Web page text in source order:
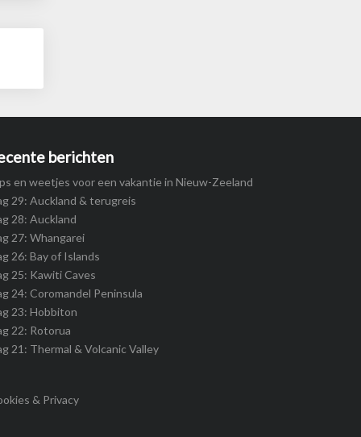
berichten
en weetjes voor een vakantie in Nieuw-Zeeland
29: Auckland & terugreis
28: Auckland
27: Whangarei
26: Bay of Islands
25: Kawiti Caves
24: Coromandel Peninsula
23: Hobbiton
22: Rotorua
21: Thermal & Volcanic Valley
& Privacy